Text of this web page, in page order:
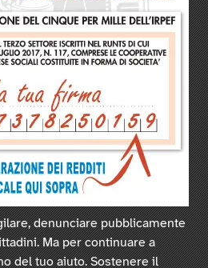
denunciare pubblicamente
Ma per continuare a
del tuo aiuto. Sostenere il